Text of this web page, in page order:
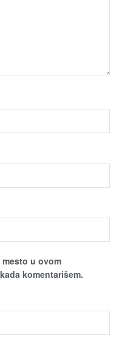
mesto u ovom
komentarišem.